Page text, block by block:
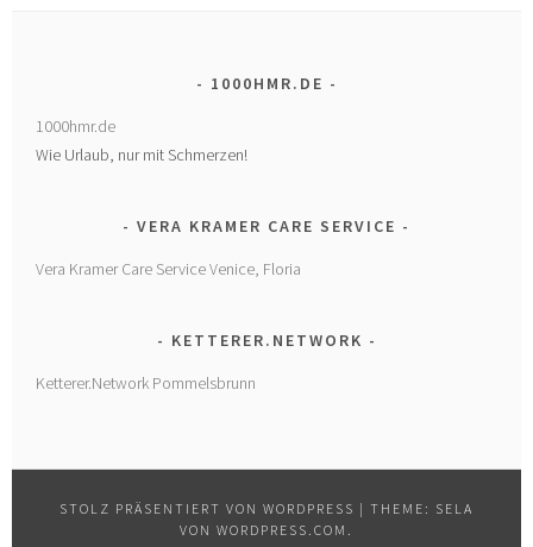
1000HMR.DE
1000hmr.de
Wie Urlaub, nur mit Schmerzen!
VERA KRAMER CARE SERVICE
Vera Kramer Care Service Venice, Floria
KETTERER.NETWORK
Ketterer.Network Pommelsbrunn
STOLZ PRÄSENTIERT VON WORDPRESS | THEME: SELA
VON WORDPRESS.COM